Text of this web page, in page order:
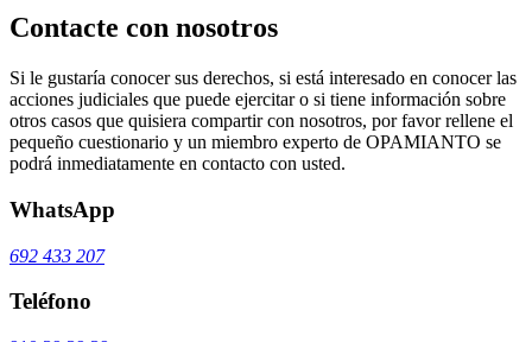
Contacte con nosotros
Si le gustaría conocer sus derechos, si está interesado en conocer las
acciones judiciales que puede ejercitar o si tiene información sobre
otros casos que quisiera compartir con nosotros, por favor rellene el
pequeño cuestionario y un miembro experto de OPAMIANTO se
podrá inmediatamente en contacto con usted.
WhatsApp
692 433 207
Teléfono